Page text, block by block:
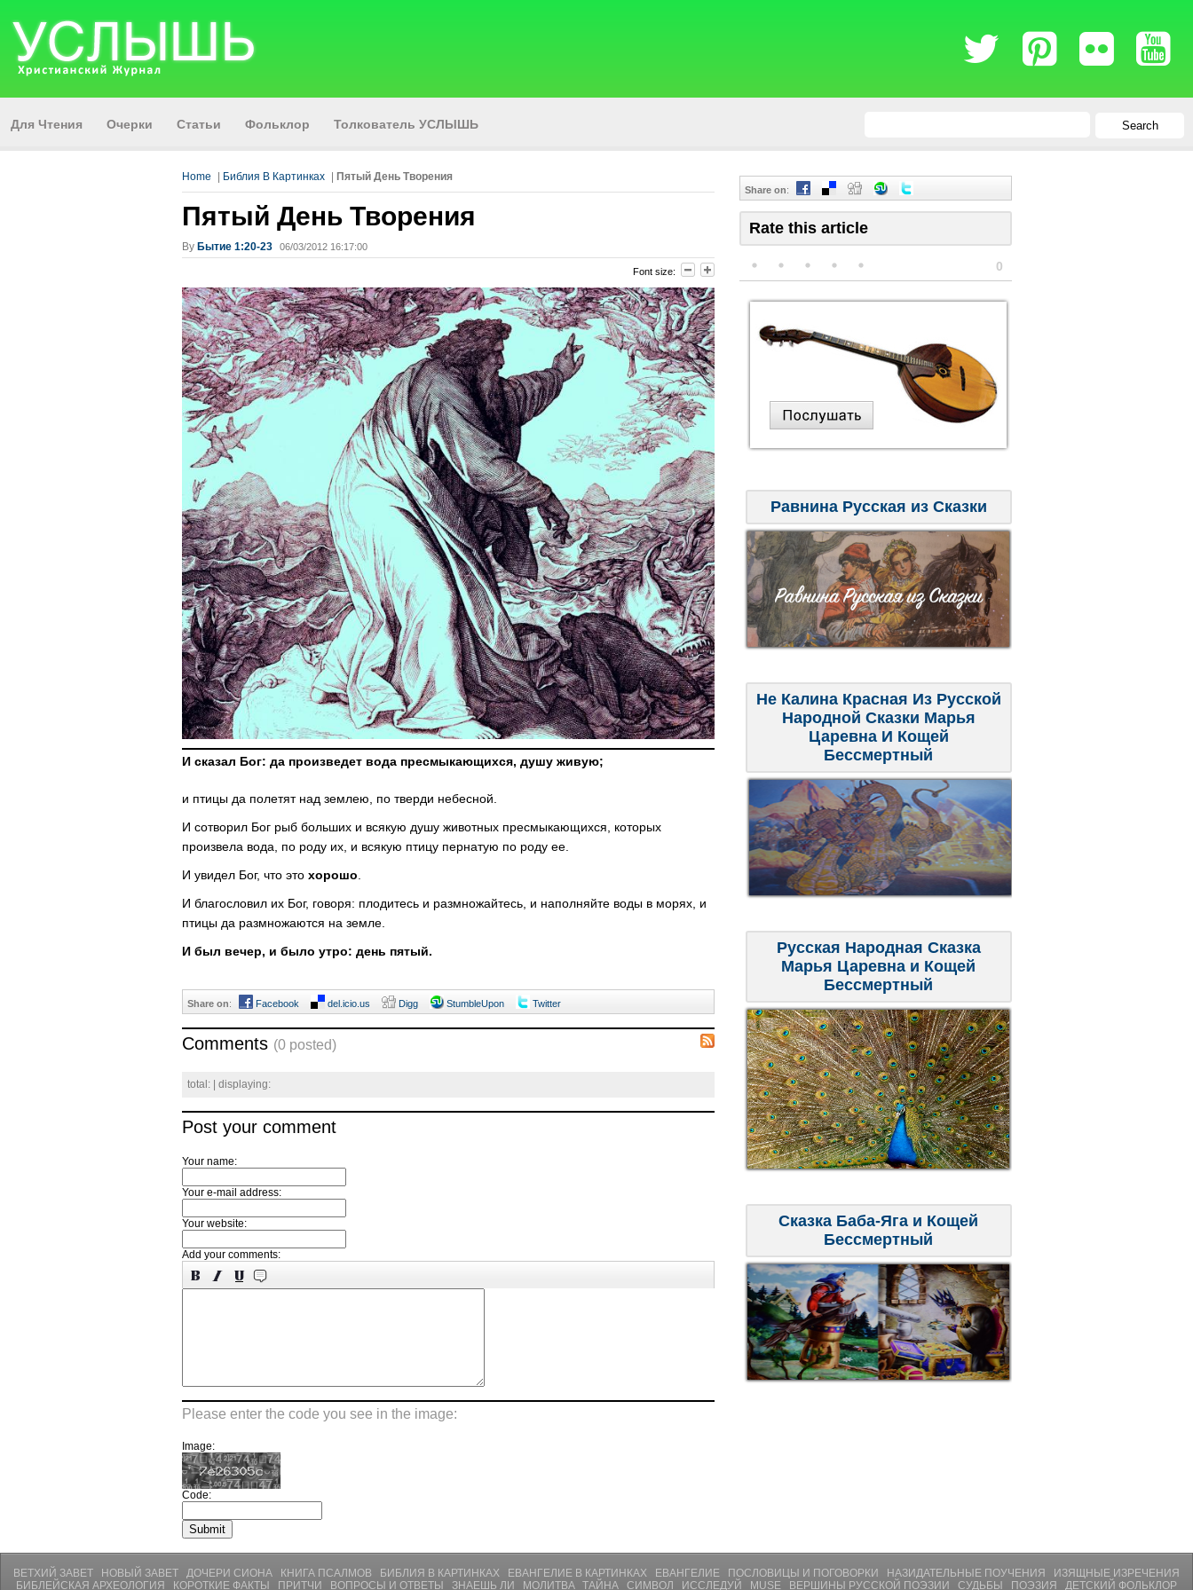
Для Чтения Очерки Статьи Фольклор Толкователь УСЛЫШЬ Search
Home Библия В Картинках Пятый День Творения
Пятый День Творения
By Бытие 1:20-23 06/03/2012 16:17:00
Font size:
И сказал Бог: да произведет вода пресмыкающихся, душу живую;
и птицы да полетят над землею, по тверди небесной.
И сотворил Бог рыб больших и всякую душу животных пресмыкающихся, которых
произвела вода, по роду их, и всякую птицу пернатую по роду ее.
И увидел Бог, что это хорошо
И благословил их Бог, говоря: плодитесь и размножайтесь, и наполняйте воды в морях, и
птицы да размножаются на земле.
И был вечер, и было утро: день пятый.
Share on: Facebook del.icio.us Digg StumbleUpon Twitter
Comments (0 posted)
total: | displaying:
Post your comment
Your name:
Your e-mail address:
Your website:
Add your comments:
Please enter the code you see in the image:
Image:
Code:
Share on:
Rate this article
0
Равнина Русская из Сказки
Не Калина Красная Из Русской
Народной Сказки Марья
Царевна И Кощей
Бессмертный
Русская Народная Сказка
Марья Царевна и Кощей
Бессмертный
Сказка Баба-Яга и Кощей
Бессмертный
ВЕТХИЙ ЗАВЕТ НОВЫЙ ЗАВЕТ ДОЧЕРИ СИОНА КНИГА ПСАЛМОВ БИБЛИЯ В КАРТИНКАХ ЕВАНГЕЛИЕ В КАРТИНКАХ ЕВАНГЕЛИЕ ПОСЛОВИЦЫ И ПОГОВОРКИ НАЗИДАТЕЛЬНЫЕ ПОУЧЕНИЯ
ИЗЯЩНЫЕ ИЗРЕЧЕНИЯ
БИБЛЕЙСКАЯ АРХЕОЛОГИЯ
КОРОТКИЕ ФАКТЫ ПРИТЧИ ВОПРОСЫ И ОТВЕТЫ ЗНАЕШЬ ЛИ МОЛИТВA ТАЙНА СИМВОЛ ИССЛЕДУЙ MUSE ВЕРШИНЫ РУССКОЙ ПОЭЗИИ СУДЬБЫ ПОЭЗИЯ ДЕТСКИЙ ФОЛЬКЛОР